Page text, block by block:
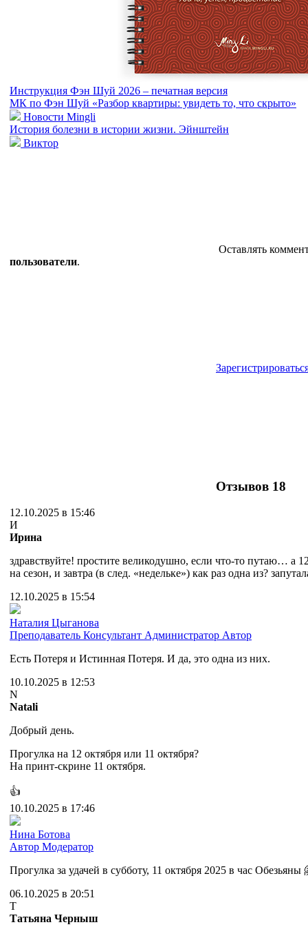
Инструкция Фэн Шуй 2026 – печатная версия
МК по Фэн Шуй «Разбор квартиры: увидеть то, что скрыто»
Новости Mingli
История болезни в истории жизни. Эйнштейн
Виктор
Оставлять
пользователи.
Отзывов 18
12.10.2025 в 15:46
И
Ирина
здравствуйте! простите великодушно, если что-то путаю… а
на сезон, и завтра (в след. «недельке») как раз одна из?
12.10.2025 в 15:54
Наталия Цыганова
Преподаватель Консультант Администратор Автор
Есть Потеря и Истинная Потеря. И да, это одна из них.
10.10.2025 в 12:53
N
Natali
Добрый день.
Прогулка на 12 октября или 11 октября?
На принт-скрине 11 октября.
👍
10.10.2025 в 17:46
Нина Ботова
Автор Модератор
Прогулка за удачей в субботу, 11 октября 2025 в час Обезьяны
06.10.2025 в 20:51
Т
Татьяна Черныш